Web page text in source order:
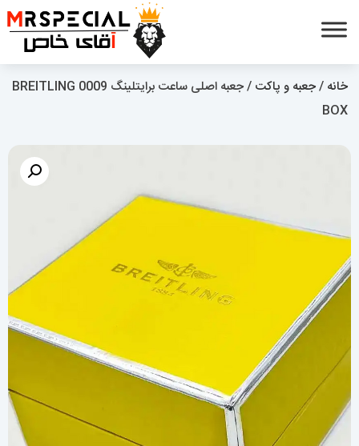
خانه /جعبه و پاکت
/ جعبه اصلی ساعت برایتلینگ 0009 BREITLING
BOX